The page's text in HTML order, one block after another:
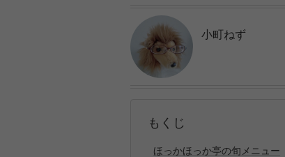
小町ねず
もくじ
ほっかほっか亭の旬メニュー